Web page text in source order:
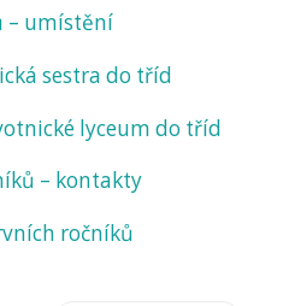
– umístění
sestra do tříd
lyceum do tříd
– kontakty
ročníků